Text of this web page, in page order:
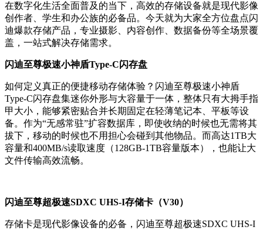
在数字化生活全面普及的当下，高效的存储设备就是现代影像
创作者、学生和办公族的必备品。今天就为大家全方位盘点闪
迪爆款存储产品，专业摄影、内容创作、数据备份等全场景覆
盖，一站式解决存储需求。
闪迪至尊极速小神盾Type-C闪存盘
如何定义真正的便捷移动存储体验？闪迪至尊极速小神盾
Type-C闪存盘集迷你外形与大容量于一体，整体只有大拇手指
甲大小，能够紧密贴合并长期固定在轻薄笔记本、平板等设
备。作为“无感常驻”扩容数据库，即使收纳的时候也无需将其
拔下，移动的时候也不用担心会碰到其他物品。而高达1TB大
容量和400MB/s读取速度（128GB-1TB容量版本），也能让大
文件传输高效流畅。
闪迪至尊超极速SDXC UHS-I存储卡（V30）
存储卡是现代影像设备的必备，闪迪至尊超极速SDXC UHS-I